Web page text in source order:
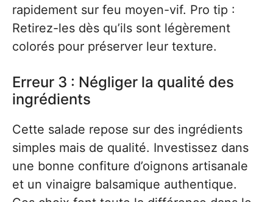
rapidement sur feu moyen-vif. Pro tip :
Retirez-les dès qu’ils sont légèrement
colorés pour préserver leur texture.
Erreur 3 : Négliger la qualité des
ingrédients
Cette salade repose sur des ingrédients
simples mais de qualité. Investissez dans
une bonne confiture d’oignons artisanale
et un vinaigre balsamique authentique.